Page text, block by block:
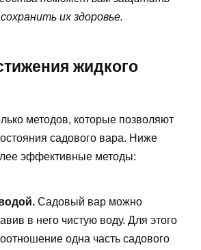
их здоровье.
жидкого
методов, которые позволяют
садового вара. Ниже
эффективные методы:
Садовый вар можно
в него чистую воду. Для этого
одна часть садового